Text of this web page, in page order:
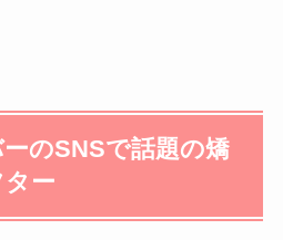
のSNSで話題の矯
ー